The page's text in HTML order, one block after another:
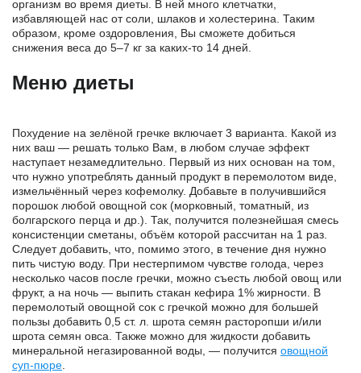
организм во время диеты. В ней много клетчатки,
избавляющей нас от соли, шлаков и холестерина. Таким
образом, кроме оздоровления, Вы сможете добиться
снижения веса до 5–7 кг за каких-то 14 дней.
Меню диеты
Похудение на зелёной гречке включает 3 варианта. Какой из
них ваш — решать только Вам, в любом случае эффект
наступает незамедлительно. Первый из них основан на том,
что нужно употреблять данный продукт в перемолотом виде,
измельчённый через кофемолку. Добавьте в получившийся
порошок любой овощной сок (морковный, томатный, из
болгарского перца и др.). Так, получится полезнейшая смесь
консистенции сметаны, объём которой рассчитан на 1 раз.
Следует добавить, что, помимо этого, в течение дня нужно
пить чистую воду. При нестерпимом чувстве голода, через
несколько часов после гречки, можно съесть любой овощ или
фрукт, а на ночь — выпить стакан кефира 1% жирности. В
перемолотый овощной сок с гречкой можно для большей
пользы добавить 0,5 ст. л. шрота семян расторопши и/или
шрота семян овса. Также можно для жидкости добавить
минеральной негазированной воды, — получится овощной
суп-пюре.